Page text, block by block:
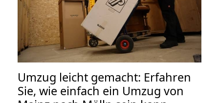
Umzug leicht gemacht: Erfahren
Sie, wie einfach ein Umzug von